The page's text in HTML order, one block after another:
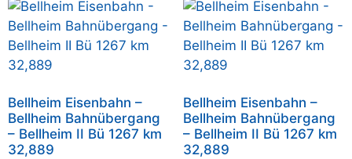
Bellheim Eisenbahn –
Bellheim Bahnübergang
– Bellheim II Bü 1267 km
32,889
Bellheim Eisenbahn –
Bellheim Bahnübergang
– Bellheim II Bü 1267 km
32,889